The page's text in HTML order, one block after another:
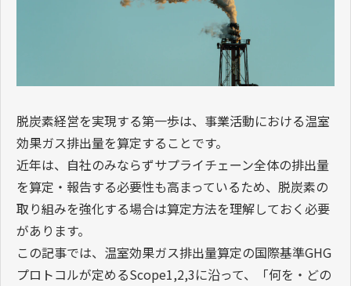
脱炭素経営を実現する第一歩は、事業活動における温室
効果ガス排出量を算定することです。
近年は、自社のみならずサプライチェーン全体の排出量
を算定・報告する必要性も高まっているため、脱炭素の
取り組みを強化する場合は算定方法を理解しておく必要
があります。
この記事では、温室効果ガス排出量算定の国際基準GHG
プロトコルが定めるScope1,2,3に沿って、「何を・どの